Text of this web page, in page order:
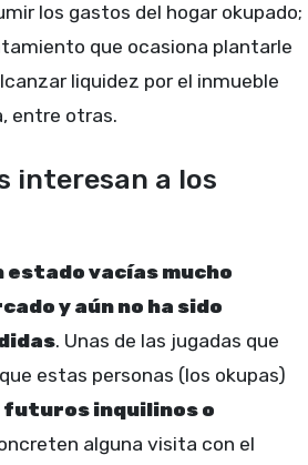
los gastos del hogar okupado;
que ocasiona plantarle
liquidez por el inmueble
entre otras.
interesan a los
estado vacías mucho
y aún no ha sido
. Unas de las jugadas que
estas personas (los okupas)
futuros inquilinos o
alguna visita con el